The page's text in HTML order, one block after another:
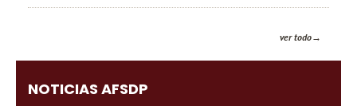
ver todo
NOTICIAS AFSDP